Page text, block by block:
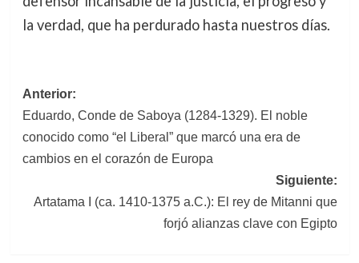
la verdad, que ha perdurado hasta nuestros días.
Navegación
de
entradas
Anterior:
Eduardo, Conde de Saboya (1284-1329). El noble
conocido como “el Liberal” que marcó una era de
cambios en el corazón de Europa
Siguiente:
Artatama I (ca. 1410-1375 a.C.): El rey de Mitanni que
forjó alianzas clave con Egipto